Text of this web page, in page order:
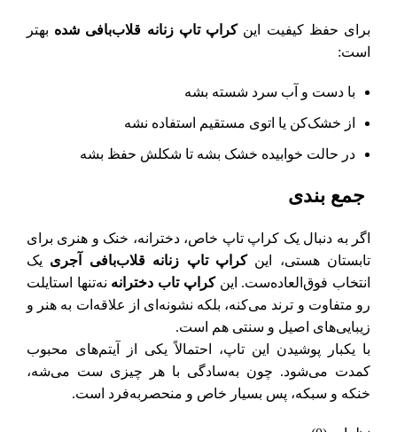
برای حفظ کیفیت اینکراپ تاپ زنانه قلاب‌بافی شده بهتر
است:
با دست و آب سرد شسته بشه
از خشک‌کن یا اتوی مستقیم استفاده نشه
در حالت خوابیده خشک بشه تا شکلش حفظ بشه
جمع بندی
اگر به دنبال یک کراپ تاپ خاص، دخترانه، خنک و هنری برای
تابستان هستی، اینکراپ تاپ زنانه قلاب‌بافی آجری یک
انتخاب فوق‌العاده‌ست. اینکراپ تاب دخترانه نه‌تنها استایلت
رو متفاوت و ترند می‌کنه، بلکه نشونه‌ای از علاقه‌ات به هنر و
زیبایی‌های اصیل و سنتی هم است.
با یکبار پوشیدن این تاپ، احتمالاً یکی از آیتم‌های محبوب
کمدت می‌شود. چون به‌سادگی با هر چیزی ست می‌شه،
خنکه و سبکه، پس بسیار خاص و منحصر‌به‌فرد است.